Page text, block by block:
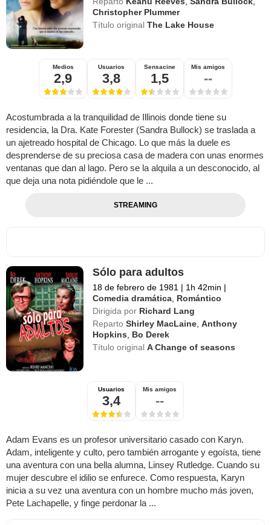
Christopher Plummer
Título originalThe Lake House
Medios
2,9
Usuarios
3,8
Sensacine
1,5
Mis amigos
--
Acostumbrada a la tranquilidad de Illinois donde tiene su
residencia, la Dra. Kate Forester (Sandra Bullock) se traslada a
un ajetreado hospital de Chicago. Lo que más la duele es
desprenderse de su preciosa casa de madera con unas enormes
ventanas que dan al lago. Pero se la alquila a un desconocido, al
que deja una nota pidiéndole que le ...
STREAMING
Sólo para adultos
18 de febrero de 1981 | 1h 42min |
Comedia dramática Romántico
Dirigida por Richard Lang
Reparto Shirley MacLaine ,Anthony
Hopkins
Bo Derek
Título originalA Change of seasons
Usuarios
3,4
Mis amigos
--
Adam Evans es un profesor universitario casado con Karyn.
Adam, inteligente y culto, pero también arrogante y egoísta, tiene
una aventura con una bella alumna, Linsey Rutledge. Cuando su
mujer descubre el idilio se enfurece. Como respuesta, Karyn
inicia a su vez una aventura con un hombre mucho más joven,
Pete Lachapelle, y finge perdonar la ...